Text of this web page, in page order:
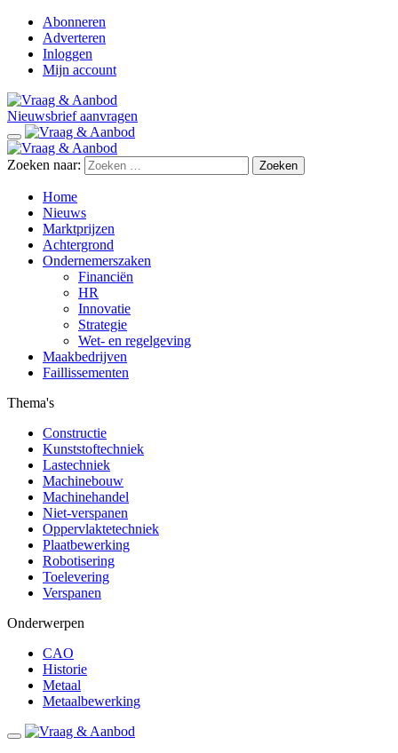
Abonneren
Adverteren
Inloggen
Mijn account
Nieuwsbrief aanvragen
Zoeken naar:
Home
Nieuws
Marktprijzen
Achtergrond
Ondernemerszaken
Financiën
HR
Innovatie
Strategie
Wet- en regelgeving
Maakbedrijven
Faillissementen
Thema's
Constructie
Kunststoftechniek
Lastechniek
Machinebouw
Machinehandel
Niet-verspanen
Oppervlaktetechniek
Plaatbewerking
Robotisering
Toelevering
Verspanen
Onderwerpen
CAO
Historie
Metaal
Metaalbewerking